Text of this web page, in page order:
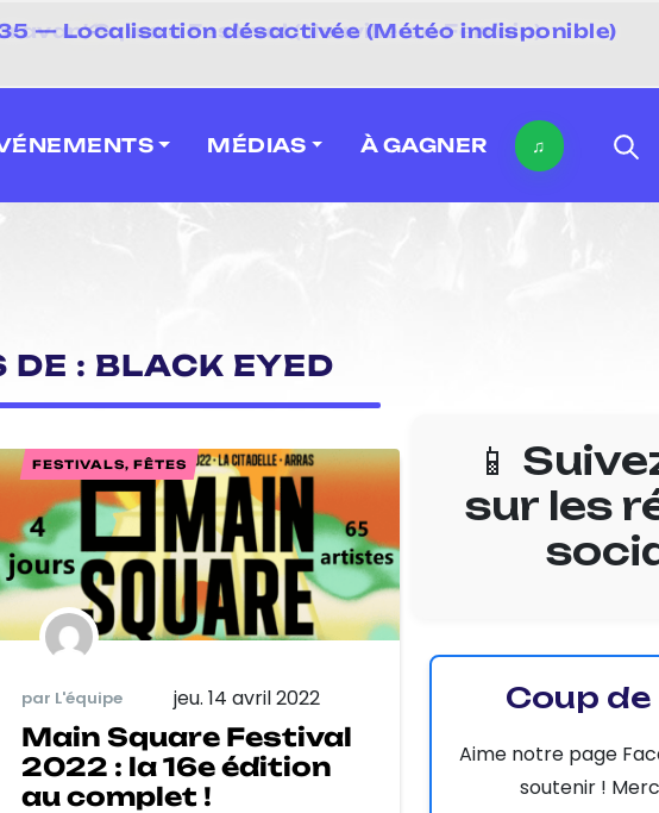
⚡
— Localisation désactivée (Météo indisponible)
Square Festival (Neuville-en-Ferrain)
MÉDIAS À GAGNER ♫
DE : BLACK EYED
FESTIVALS, FÊTES
par L'équipe jeu. 14 avril 2022
Main Square Festival
2022 : la 16e édition
au complet !
📱
sur les
Coup
Aime notre page
soutenir !